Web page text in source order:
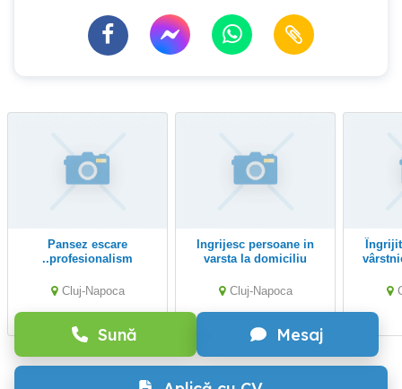
Sună Mesaj
Pansez escare
..profesionalism
Cluj-Napoca
Ingrijesc persoane in
varsta la domiciliu
Cluj-Napoca
Îngrijitoare persoane